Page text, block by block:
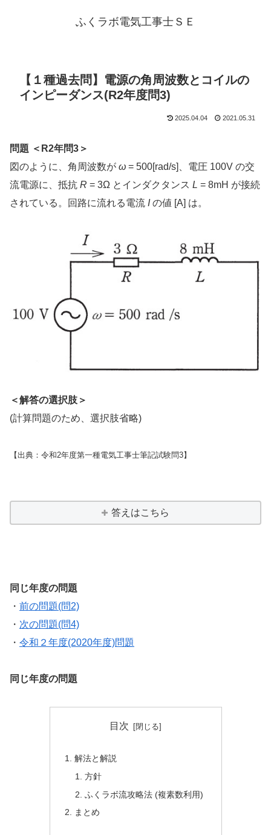
ふくラボ電気工事士ＳＥ
【１種過去問】電源の角周波数とコイルの
インピーダンス(R2年度問3)
2025.04.04 2021.05.31
問題 ＜R2年問3＞
図のように、角周波数が ω = 500[rad/s]、電圧 100V の交
流電源に、抵抗 R = 3Ω とインダクタンス L = 8mH が接続
されている。回路に流れる電流 Iの値 [A] は。
＜解答の選択肢＞
(計算問題のため、選択肢省略)
【出典：令和2年度第一種電気工事士筆記試験問3】
答えはこちら
同じ年度の問題
・ 前の問題(問2)
・ 次の問題(問4)
・ 令和２年度(2020年度)問題
同じ年度の問題
目次
解法と解説
方針
ふくラボ流攻略法 (複素数利用)
まとめ